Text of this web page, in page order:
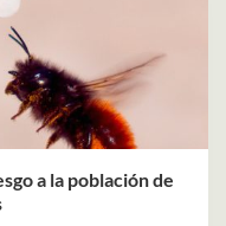
a la población de